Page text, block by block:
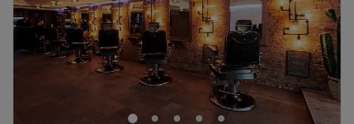
Zondag
Gesloten
Eigenaar Metodi is trots op zijn stijlvolle salon in het hart
van het ‘Eilandje’ in Antwerpen. Hij krijgt energie van
mooi haar en voorziet zowel mannen als vrouwen van een
fris, nieuw kapsel. Droom je van lange, weelderige